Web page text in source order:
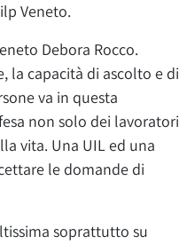
Veneto.
Debora Rocco.
la capacità di ascolto e di
va in questa
non solo dei lavoratori
vita. Una UIL ed una
le domande di
soprattutto su